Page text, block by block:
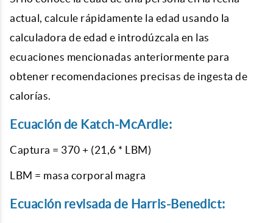
actual, calcule rápidamente la edad usando la
calculadora de edad e introdúzcala en las
ecuaciones mencionadas anteriormente para
obtener recomendaciones precisas de ingesta de
calorías.
Ecuación de Katch-McArdle:
Captura = 370 + (21,6 * LBM)
LBM = masa corporal magra
Ecuación revisada de Harris-Benedict: